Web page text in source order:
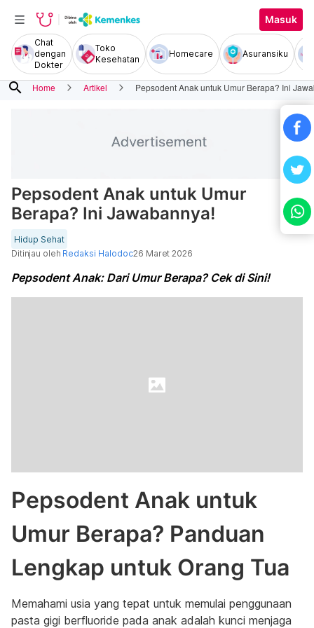
Masuk
Chat
dengan
Dokter
Toko
Kesehatan
Homecare Asuransiku
search Home Artikel Pepsodent Anak untuk Umur Berapa? Ini
Pepsodent Anak untuk Umur
Berapa? Ini Jawabannya!
Hidup Sehat
Ditinjau oleh Redaksi Halodoc26 Maret 2026
Pepsodent Anak: Dari Umur Berapa? Cek di Sini!
Pepsodent Anak untuk
Umur Berapa? Panduan
Lengkap untuk Orang Tua
Memahami usia yang tepat untuk memulai penggunaan
pasta gigi berfluoride pada anak adalah kunci menjaga